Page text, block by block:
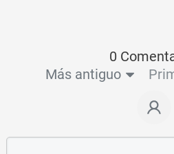
0
Más antiguo